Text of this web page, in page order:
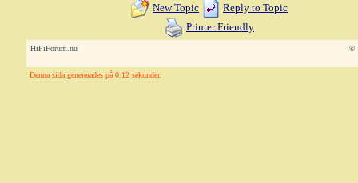
New Topic
Reply to Topic
Printer Friendly
HiFiForum.nu ©
Denna sida genererades på 0.12 sekunder.